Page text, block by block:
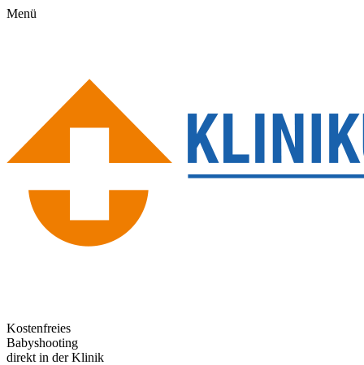
Menü
Kostenfreies
Babyshooting
direkt in der Klinik